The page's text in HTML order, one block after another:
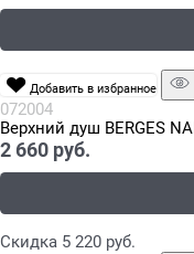
Добавить в избранное
072004
Верхний душ BERGES
2 660 руб.
Скидка 5 220 руб.